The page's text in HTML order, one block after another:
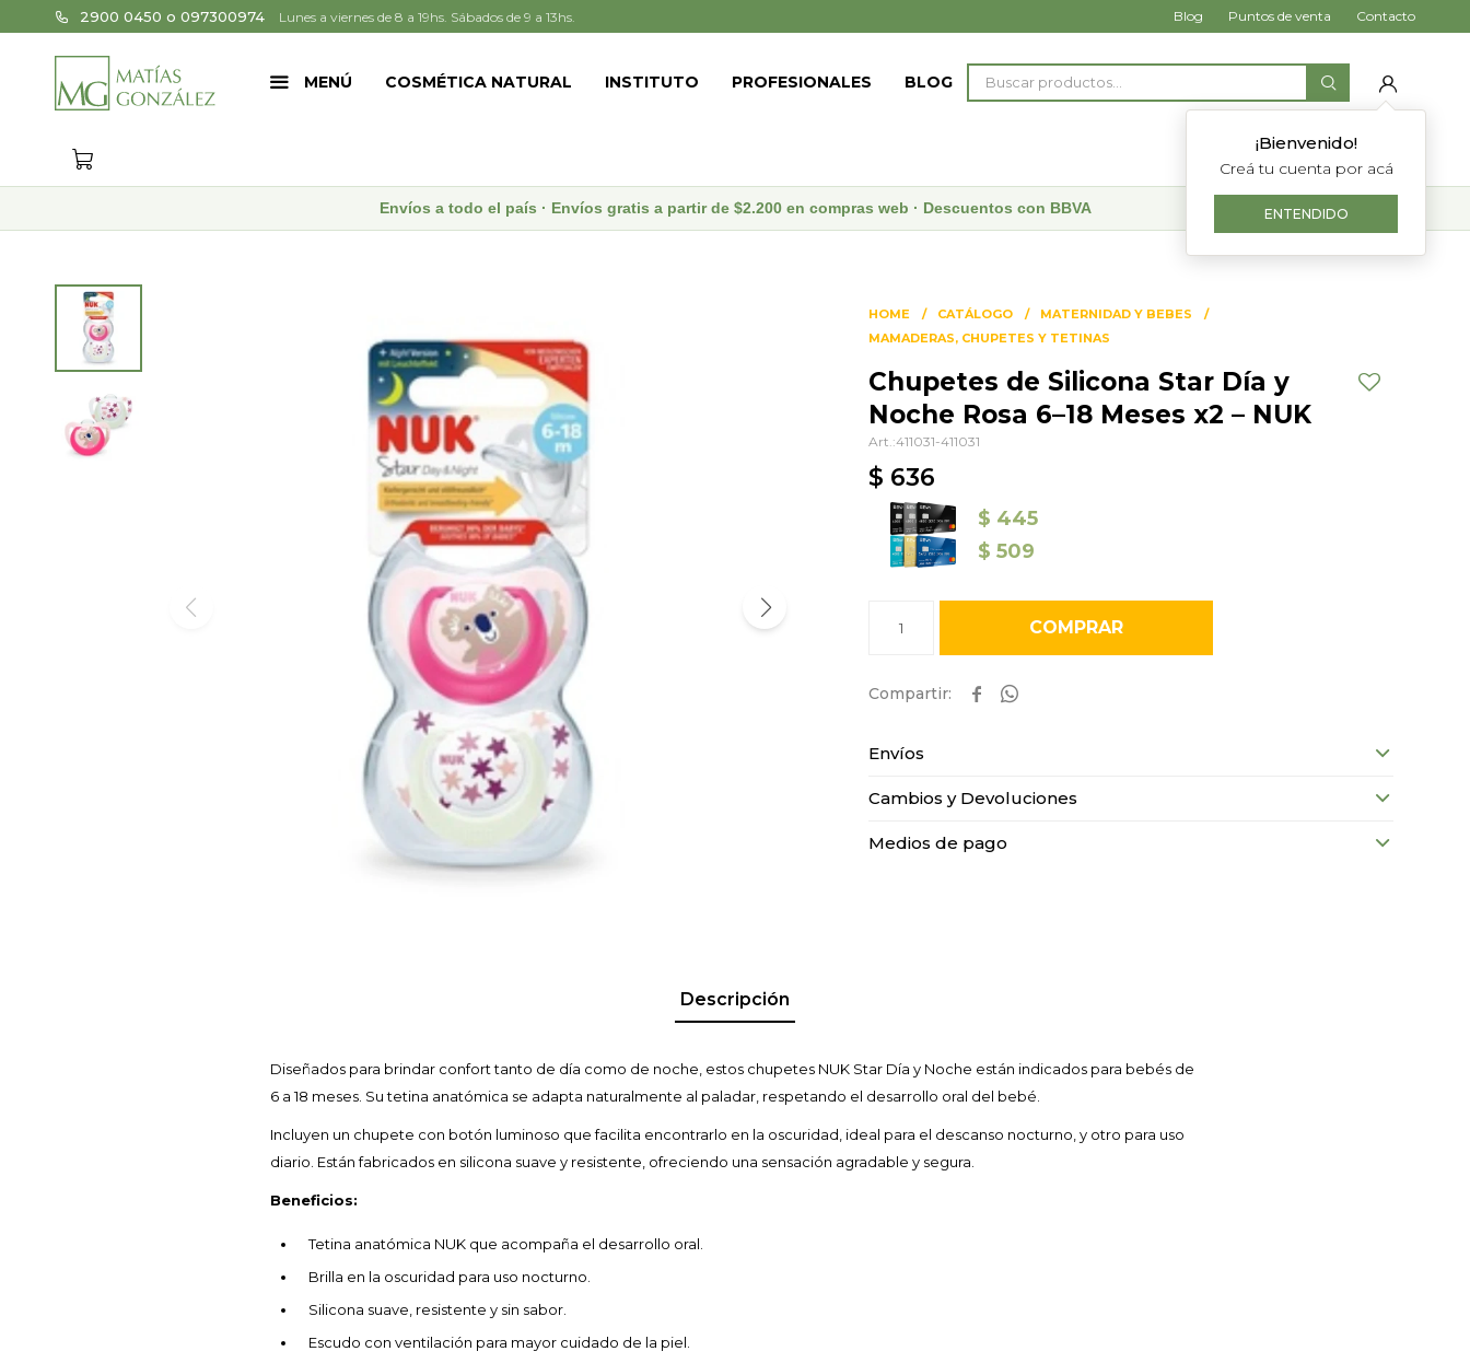
MENÚ COSMÉTICA NATURAL INSTITUTO PROFESIONALES BLOG
¡Bienvenido!
Creá tu cuenta por acá
ENTENDIDO
2900 0450 o 097300974 Lunes a viernes de 8 a 19hs. Sábados de 9 a 13hs. Blog Puntos de venta Contacto
Envíos a todo el país · Envíos gratis a partir de $2.200 en compras web · Descuentos con BBVA
HOME CATÁLOGO
MATERNIDAD Y BEBES
MAMADERAS, CHUPETES Y TETINAS
Chupetes de Silicona Star Día y
Noche Rosa 6–18 Meses x2 – NUK
411031-411031
$ 636
$ 445
$ 509
1 COMPRAR
 
Envíos
Cambios y Devoluciones
Medios de pago
Descripción
Diseñados para brindar confort tanto de día como de noche, estos chupetes NUK Star Día y Noche están indicados para bebés de
6 a 18 meses. Su tetina anatómica se adapta naturalmente al paladar, respetando el desarrollo oral del bebé.
Incluyen un chupete con botón luminoso que facilita encontrarlo en la oscuridad, ideal para el descanso nocturno, y otro para uso
diario. Están fabricados en silicona suave y resistente, ofreciendo una sensación agradable y segura.
Beneficios:
Tetina anatómica NUK que acompaña el desarrollo oral.
Brilla en la oscuridad para uso nocturno.
Silicona suave, resistente y sin sabor.
Escudo con ventilación para mayor cuidado de la piel.